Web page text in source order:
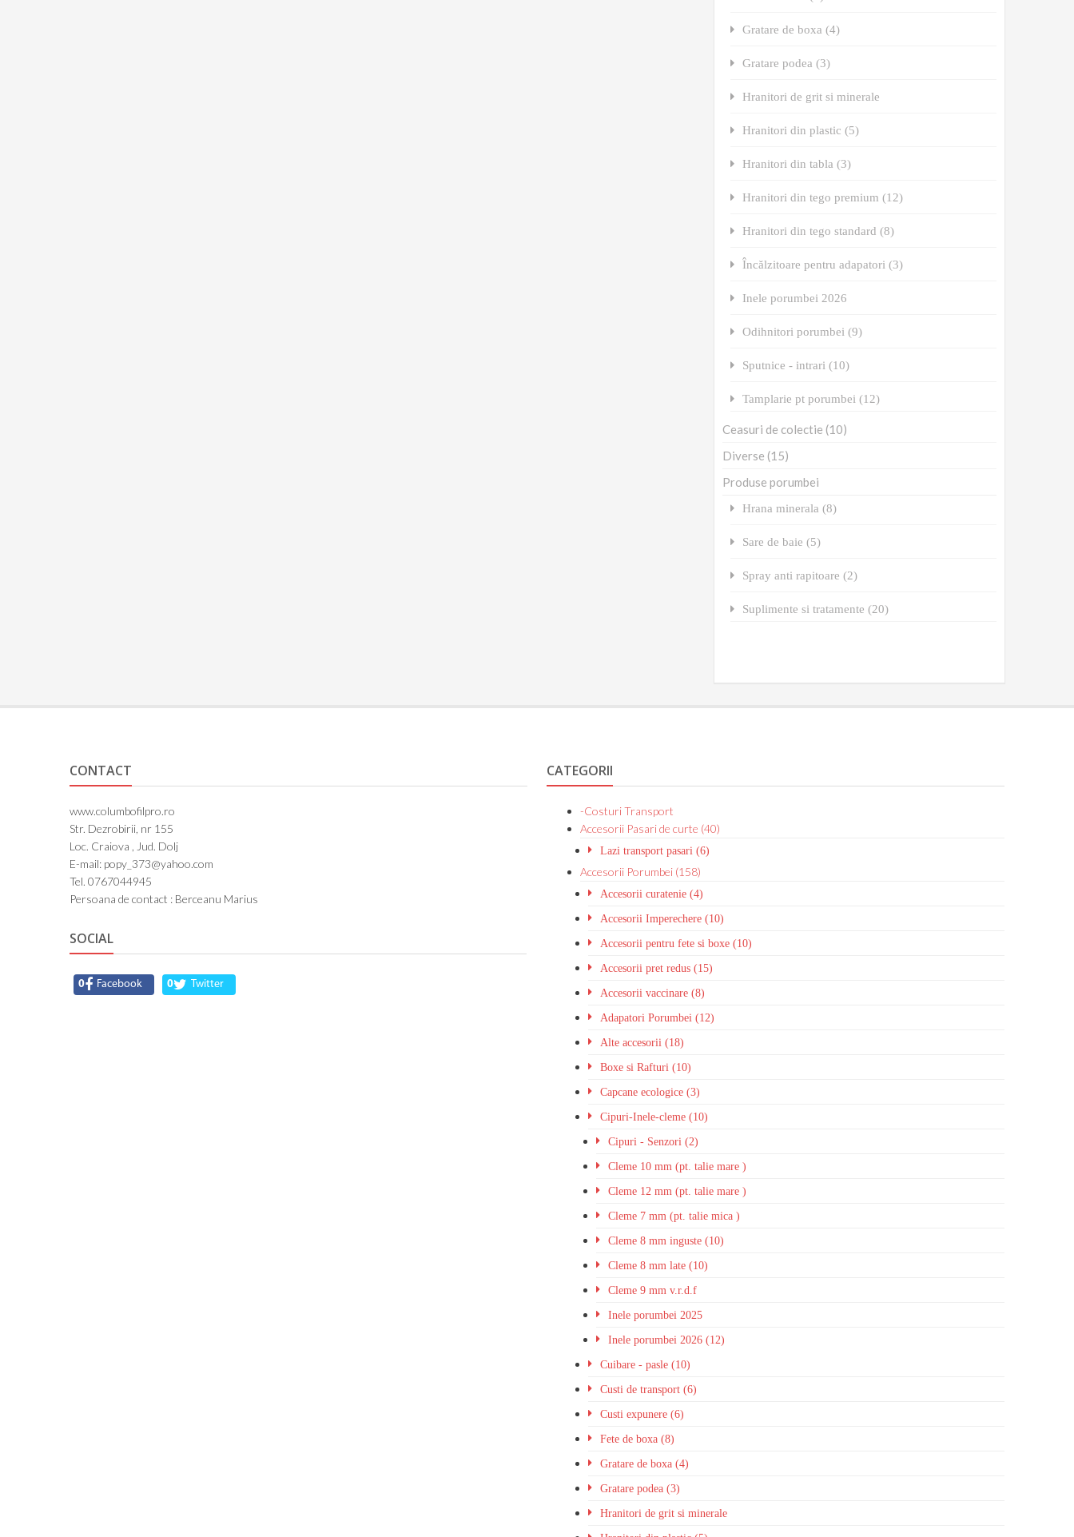
Gratare de boxa (4)
Gratare podea (3)
Hranitori de grit si minerale
Hranitori din plastic (5)
Hranitori din tabla (3)
Hranitori din tego premium (12)
Hranitori din tego standard (8)
Încălzitoare pentru adapatori (3)
Inele porumbei 2026
Odihnitori porumbei (9)
Sputnice - intrari (10)
Tamplarie pt porumbei (12)
Ceasuri de colectie (10)
Diverse (15)
Produse porumbei
Hrana minerala (8)
Sare de baie (5)
Spray anti rapitoare (2)
Suplimente si tratamente (20)
CONTACT
www.columbofilpro.ro
Str. Dezrobirii, nr 155
Loc. Craiova , Jud. Dolj
E-mail: popy_373@yahoo.com
Tel. 0767044945
Persoana de contact : Berceanu Marius
SOCIAL
Facebook
0 Twitter
0
CATEGORII
-Costuri Transport
Accesorii Pasari de curte (40)
Lazi transport pasari (6)
Accesorii Porumbei (158)
Accesorii curatenie (4)
Accesorii Imperechere (10)
Accesorii pentru fete si boxe (10)
Accesorii pret redus (15)
Accesorii vaccinare (8)
Adapatori Porumbei (12)
Alte accesorii (18)
Boxe si Rafturi (10)
Capcane ecologice (3)
Cipuri-Inele-cleme (10)
Cipuri - Senzori (2)
Cleme 10 mm (pt. talie mare )
Cleme 12 mm (pt. talie mare )
Cleme 7 mm (pt. talie mica )
Cleme 8 mm inguste (10)
Cleme 8 mm late (10)
Cleme 9 mm v.r.d.f
Inele porumbei 2025
Inele porumbei 2026 (12)
Cuibare - pasle (10)
Custi de transport (6)
Custi expunere (6)
Fete de boxa (8)
Gratare de boxa (4)
Gratare podea (3)
Hranitori de grit si minerale